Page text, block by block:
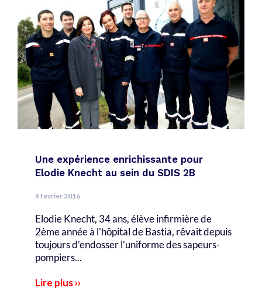
Une expérience enrichissante pour
Elodie Knecht au sein du SDIS 2B
4 février 2016
Elodie Knecht, 34 ans, élève infirmière de
2ème année à l’hôpital de Bastia, rêvait depuis
toujours d’endosser l’uniforme des sapeurs-
pompiers...
Lire plus ››